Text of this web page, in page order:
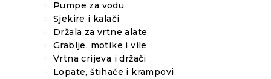
Pumpe za vodu
Sjekire i kalači
Držala za vrtne alate
Grablje, motike i vile
Vrtna crijeva i držači
Lopate, štihače i krampovi